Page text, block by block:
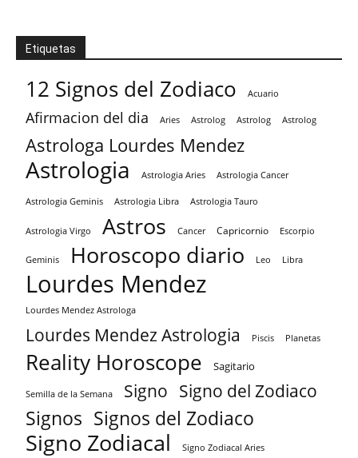
Etiquetas
12 Signos del Zodiaco Acuario
Afirmacion del dia Aries Astrolog Astrolog Astrolog
Astrologa Lourdes Mendez
Astrologia Astrologia Aries Astrologia Cancer
Astrologia Geminis Astrologia Libra Astrologia Tauro
Astrologia Virgo Astros Cancer Capricornio Escorpio
Geminis Horoscopo diario Leo Libra
Lourdes Mendez
Lourdes Mendez Astrologa
Lourdes Mendez Astrologia Piscis Planetas
Reality Horoscope Sagitario
Semilla de la Semana Signo Signo del Zodiaco
Signos Signos del Zodiaco
Signo Zodiacal Signo Zodiacal Aries